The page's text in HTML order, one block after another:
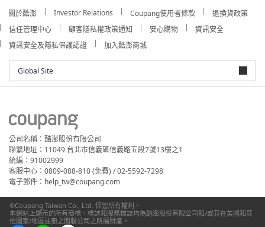
關於酷澎 Investor Relations Coupang使用者條款
退換貨政策
信任管理中心
顧客隱私權政策通知 安心購物
資訊安全
資訊安全及隱私保護認證
加入酷澎商城
Global Site
公司名稱：酷澎股份有限公司
聯繫地址：11049 台北市信義區信義路五段7號13樓之1
統編：91002999
客服中心：0809-088-810 (免費) / 02-5592-7298
電子郵件：help_tw@coupang.com
©Coupang Taiwan Co., Ltd. 保留所有權利。
本網站上顯示的所有商標、標誌和服務標誌均為酷澎股份有限公司和/或其在美國和其
他國家/地區註冊之關聯公司之所屬財產。